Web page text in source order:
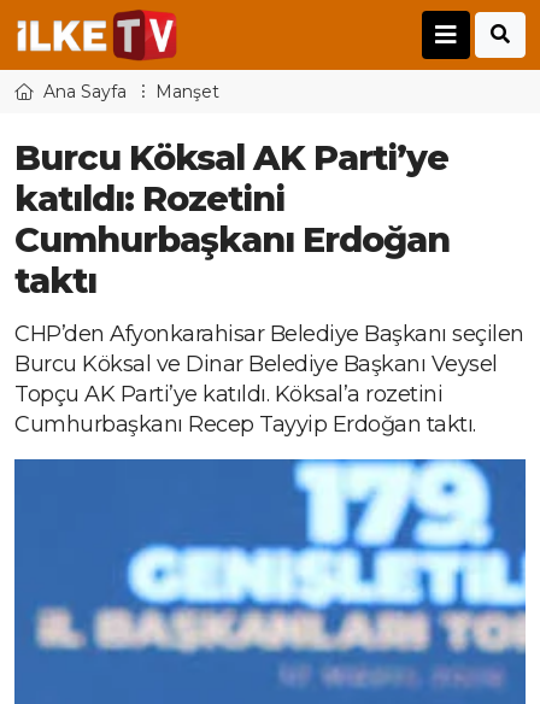
Ana Sayfa Manşet
Burcu Köksal AK Parti’ye
katıldı: Rozetini
Cumhurbaşkanı Erdoğan
taktı
CHP’den Afyonkarahisar Belediye Başkanı seçilen
Burcu Köksal ve Dinar Belediye Başkanı Veysel
Topçu AK Parti’ye katıldı. Köksal’a rozetini
Cumhurbaşkanı Recep Tayyip Erdoğan taktı.